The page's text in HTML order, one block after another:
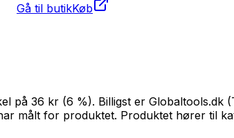
Gå til butikKøb
på 36 kr (6 %). Billigst er Globaltools.dk
målt for produktet. Produktet hører til